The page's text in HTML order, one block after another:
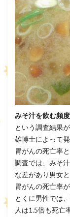
みそ汁を飲む頻
という調査結果
雄博士によって
胃がんの死亡率
調査では、みそ
な差があり男女
胃がんの死亡率
とくに男性では
人は1.5倍も死亡